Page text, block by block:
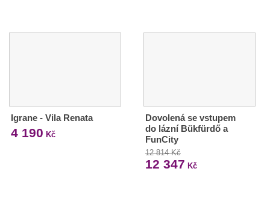
Igrane - Vila Renata
4 190 Kč
Dovolená se vstupem
do lázní Bükfürdő a
FunCity
12 814 Kč
12 347 Kč